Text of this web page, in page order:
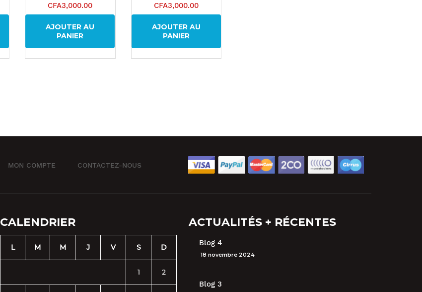
CFA3,000.00
AJOUTER AU
PANIER
CFA3,000.00
AJOUTER AU
PANIER
MON COMPTE CONTACTEZ-NOUS
CALENDRIER
L M M J V S D
1 2
ACTUALITÉS + RÉCENTES
Blog 4
18 novembre 2024
Blog 3